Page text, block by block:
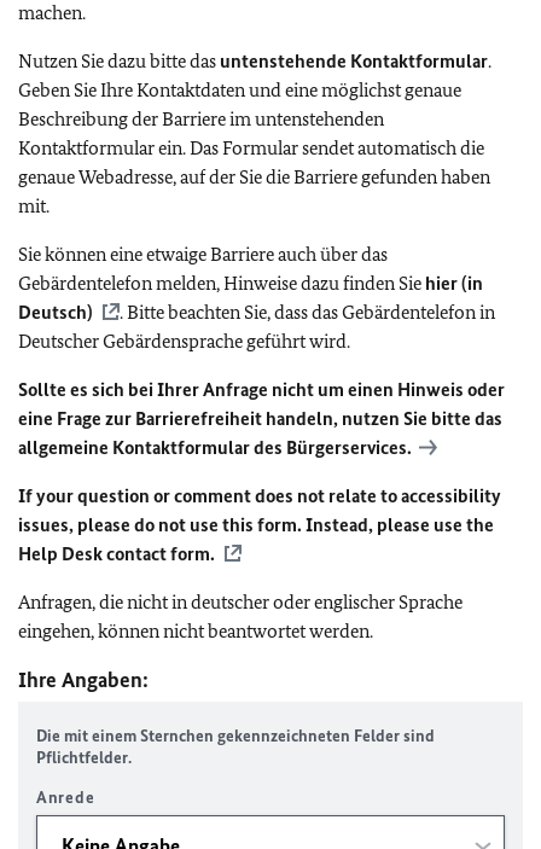
machen.
Nutzen Sie dazu bitte das untenstehende Kontaktformular.
Geben Sie Ihre Kontaktdaten und eine möglichst genaue
Beschreibung der Barriere im untenstehenden
Kontaktformular ein. Das Formular sendet automatisch die
genaue Webadresse, auf der Sie die Barriere gefunden haben
mit.
Sie können eine etwaige Barriere auch über das
Gebärdentelefon melden, Hinweise dazu finden Sie hier (in
Deutsch)
. Bitte beachten Sie, dass das Gebärdentelefon in
Deutscher Gebärdensprache geführt wird.
Sollte es sich bei Ihrer Anfrage nicht um einen Hinweis oder
eine Frage zur Barrierefreiheit handeln, nutzen Sie bitte das
allgemeine Kontaktformular des Bürgerservices.
If your question or comment does not relate to accessibility
issues, please do not use this form. Instead, please use the
Help Desk contact form.
Anfragen, die nicht in deutscher oder englischer Sprache
eingehen, können nicht beantwortet werden.
Ihre Angaben:
Die mit einem Sternchen gekennzeichneten Felder sind
Pflichtfelder.
Anrede